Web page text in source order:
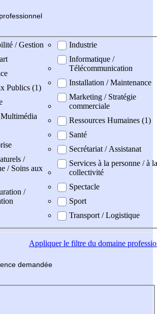
fessionnel
/ Gestion
Publics (1)
/
/ Soins aux
/
Industrie
Informatique /
Télécommunication
Installation / Maintenance
Marketing / Stratégie
commerciale
Ressources Humaines (1)
Santé
Secrétariat / Assistanat
Services à la personne / à la
collectivité
Spectacle
Sport
Transport / Logistique
Appliquerle filtre du domaine
demandée